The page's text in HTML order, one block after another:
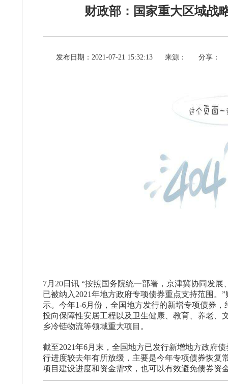
财政部：国家重大区域战
发布日期：2021-07-21 15:32:13 来源： 分享：
7月20日讯 “按照国务院统一部署，京津冀协同发
已被纳入2021年地方政府专项债券重点支持范围
示。今年1-6月份，全国地方发行的新增专项债券
投向保障性安居工程以及卫生健康、教育、养老、
乡冷链物流等领域重大项目。
截至2021年6月末，全国地方已发行新增地方政府
行进度较去年有所放缓，主要是今年专项债券恢复
项目建设进度和资金需求，也可以有效避免债券资